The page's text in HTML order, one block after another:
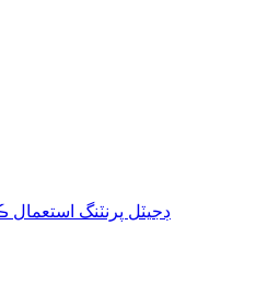
ڊجيٽل پرنٽنگ